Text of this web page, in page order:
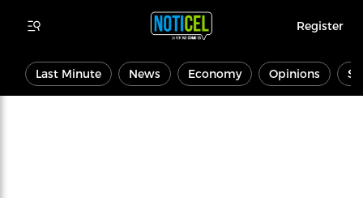
Register
Last Minute News Economy Opinions